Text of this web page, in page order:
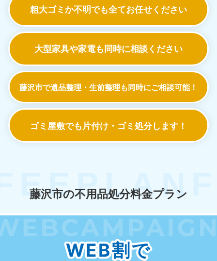
粗大ゴミか不明でも全てお任せください
大型家具や家電も同時に相談ください
藤沢市で遺品整理・生前整理も同時にご相談可能！
ゴミ屋敷でも 片付け・ゴミ処分します！
藤沢市の不用品処分料金プラン
WEB割で